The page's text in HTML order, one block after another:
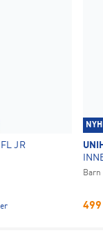
JR
Barn
499